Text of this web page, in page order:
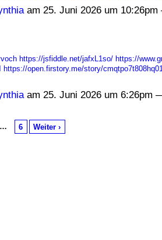
am 25. Juni 2026 um
https://jsfiddle.net/jafxL1so/ https://
https://open.firstory.me/story/
am 25. Juni 2026 um 6:26pm
… 6 Weiter ›